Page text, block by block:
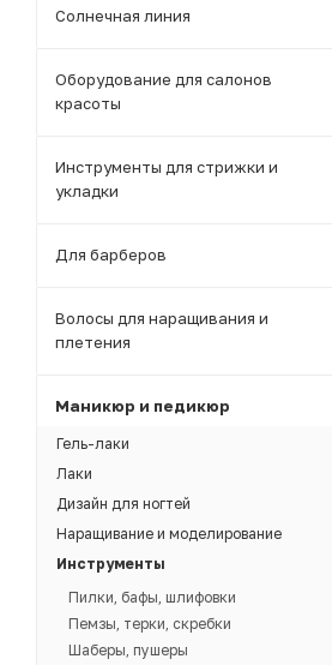
Солнечная линия
Оборудование для салонов
красоты
Инструменты для стрижки и
укладки
Для барберов
Волосы для наращивания и
плетения
Маникюр и педикюр
Гель-лаки
Лаки
Дизайн для ногтей
Наращивание и моделирование
Инструменты
Пилки, бафы, шлифовки
Пемзы, терки, скребки
Шаберы, пушеры